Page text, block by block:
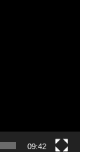
09:42